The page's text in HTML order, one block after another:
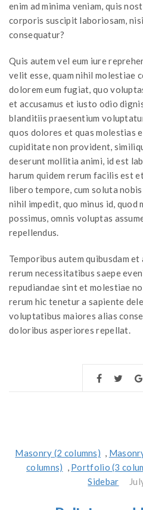
enim ad minima veniam, quis
corporis suscipit laboriosam,
consequatur?
Quis autem vel eum iure
velit esse, quam nihil molestiae
dolorem eum fugiat, quo
et accusamus et iusto odio
blanditiis praesentium
quos dolores et quas molestias
cupiditate non provident,
deserunt mollitia animi, id est
harum quidem rerum facilis est
libero tempore, cum soluta
nihil impedit, quo minus id, quod
possimus, omnis voluptas
repellendus.
Temporibus autem quibusdam
rerum necessitatibus saepe
repudiandae sint et molestiae
rerum hic tenetur a sapiente
voluptatibus maiores alias
doloribus asperiores repellat.
Masonry (2 columns) ,
columns) , Portfolio (3
Sidebar